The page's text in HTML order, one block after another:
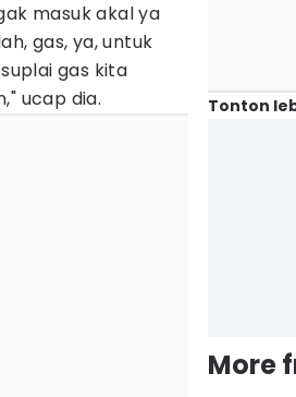
masuk akal ya
gas, ya, untuk
gas kita
ucap dia.
Tonton
More